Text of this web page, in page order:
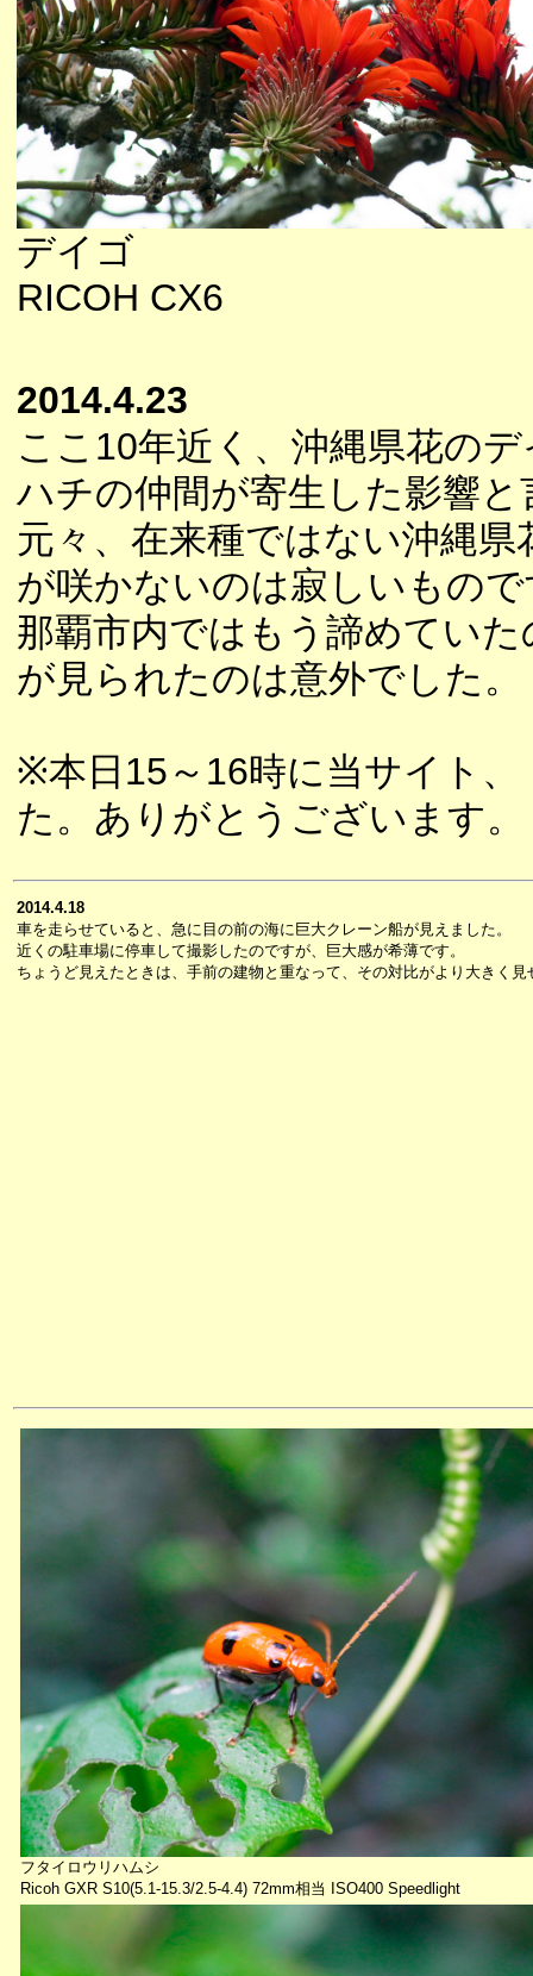
デイゴ
RICOH CX6
2014.4.23
ここ10年近く、沖縄県花の
ハチの仲間が寄生した影響
元々、在来種ではない沖縄
が咲かないのは寂しいもの
那覇市内ではもう諦めてい
が見られたのは意外でした。
※本日15～16時に当サイト
た。ありがとうございます。
2014.4.18
車を走らせていると、急に目の前の海に巨大クレーン船が見えました。
近くの駐車場に停車して撮影したのですが、巨大感が希薄です。
ちょうど見えたときは、手前の建物と重なって、その対比がより大きく
フタイロウリハムシ
Ricoh GXR S10(5.1-15.3/2.5-4.4) 72mm相当 ISO400 Speedlight